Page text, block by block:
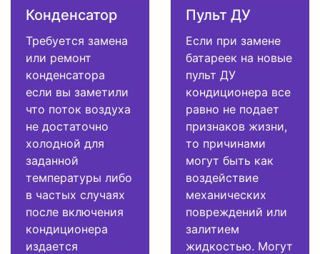
Конденсатор
Требуется замена
или ремонт
конденсатора
если вы заметили
что поток воздуха
не достаточно
холодной для
заданной
температуры либо
в частых случаях
после включения
кондиционера
издается
Пульт ДУ
Если при замене
батареек на новые
пульт ДУ
кондиционера все
равно не подает
признаков жизни,
то причинами
могут быть как
воздействие
механических
повреждений или
залитием
жидкостью. Могут